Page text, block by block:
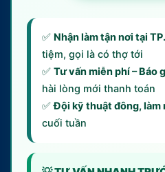
✅ Nhận làm tận nơi tại
tiệm, gọi là có thợ tới
✅ Tư vấn miễn phí – Báo
hài lòng mới thanh toán
✅Đội kỹ thuật đông, làm
cuối tuần